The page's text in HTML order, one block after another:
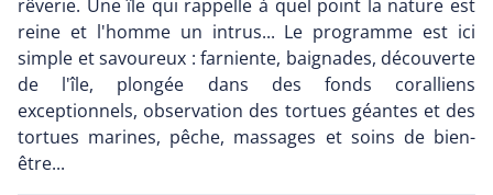
rêverie. Une île qui rappelle à quel point la nature est
reine et l'homme un intrus... Le programme est ici
simple et savoureux : farniente, baignades, découverte
de l'île, plongée dans des fonds coralliens
exceptionnels, observation des tortues géantes et des
tortues marines, pêche, massages et soins de bien-
être...